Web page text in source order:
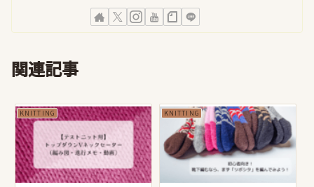
関連記事
KNITTING KNITTING